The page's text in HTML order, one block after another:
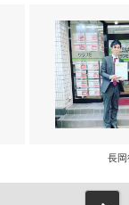
長岡